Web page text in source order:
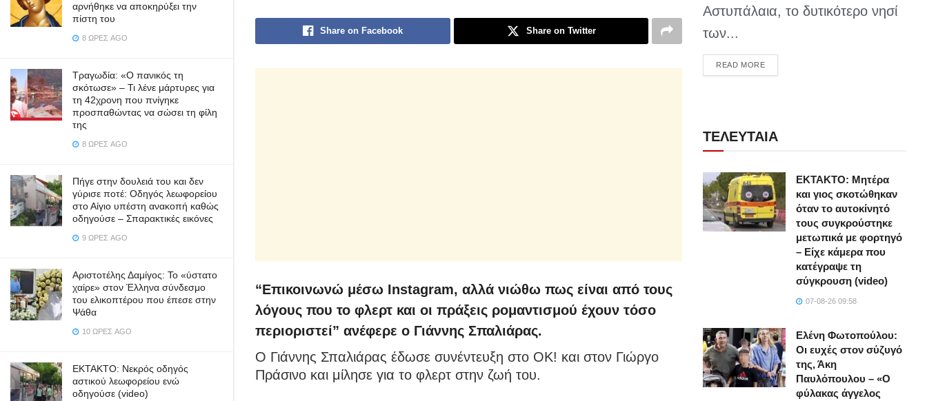
αρνήθηκε να αποκηρύξει την
πίστη του
8 ΏΡΕΣ AGO
Τραγωδία: «Ο πανικός τη
σκότωσε» – Τι λένε μάρτυρες για
τη 42χρονη που πνίγηκε
προσπαθώντας να σώσει τη φίλη
της
8 ΏΡΕΣ AGO
Πήγε στην δουλειά του και δεν
γύρισε ποτέ: Οδηγός λεωφορείου
στο Αίγιο υπέστη ανακοπή καθώς
οδηγούσε – Σπαρακτικές εικόνες
9 ΏΡΕΣ AGO
Αριστοτέλης Δαμίγος: Το «ύστατο
χαίρε» στον Έλληνα σύνδεσμο
του ελικοπτέρου που έπεσε στην
Ψάθα
10 ΏΡΕΣ AGO
ΕΚΤΑΚΤΟ: Νεκρός οδηγός
αστικού λεωφορείου ενώ
οδηγούσε (video)
Share on Facebook Share on Twitter
“Επικοινωνώ μέσω Instagram, αλλά νιώθω πως είναι από τους
λόγους που το φλερτ και οι πράξεις ρομαντισμού έχουν τόσο
περιοριστεί” ανέφερε ο Γιάννης Σπαλιάρας.
Ο Γιάννης Σπαλιάρας έδωσε συνέντευξη στο ΟΚ! και στον Γιώργο
Πράσινο και μίλησε για το φλερτ στην ζωή του.
Αστυπάλαια, το δυτικότερο νησί
των...
READ MOREDETAILS
ΤΕΛΕΥΤΑΙΑ
ΕΚΤΑΚΤΟ: Μητέρα
και γιος σκοτώθηκαν
όταν το αυτοκίνητό
τους συγκρούστηκε
μετωπικά με φορτηγό
– Είχε κάμερα που
κατέγραψε τη
σύγκρουση (video)
07-08-26 09:58
Ελένη Φωτοπούλου:
Οι ευχές στον σύζυγό
της, Άκη
Παυλόπουλου – «Ο
φύλακας άγγελος